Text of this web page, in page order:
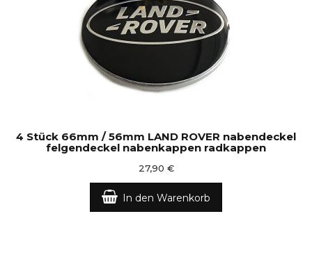
4 Stück 66mm / 56mm LAND ROVER nabendeckel
felgendeckel nabenkappen radkappen
27,90 €
In den Warenkorb